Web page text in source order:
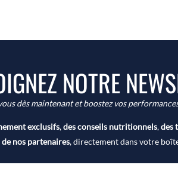
NOTRE
dès maintenant et boostez vos
exclusifs,des conseils nutritionnels,des
de nos partenaires, directement dans votre